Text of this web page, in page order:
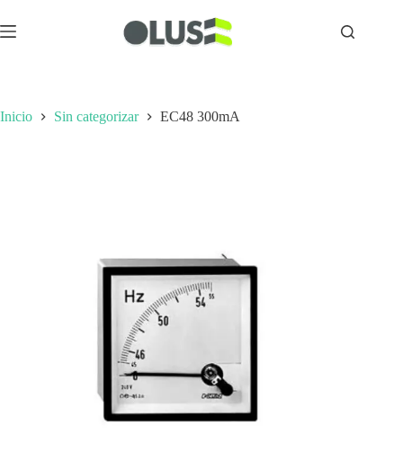
Inicio Sin categorizar EC48 300mA